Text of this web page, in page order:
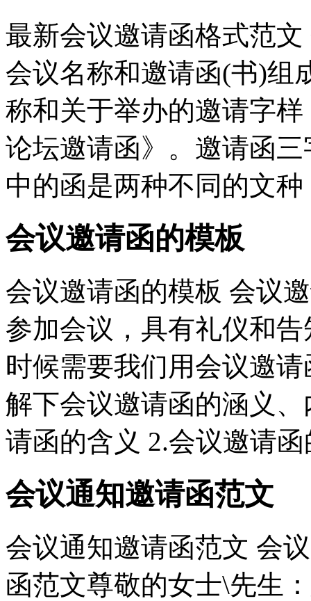
最新会议邀请函格式范
会议名称和邀请函(书)组
称和关于举办的邀请字
论坛邀请函》。邀请函
中的函是两种不同的文
会议邀请函的模板
会议邀请函的模板 会议
参加会议，具有礼仪和
时候需要我们用会议邀
解下会议邀请函的涵义
请函的含义 2.会议邀请
会议通知邀请函范文
会议通知邀请函范文 会
函范文尊敬的女士\先生